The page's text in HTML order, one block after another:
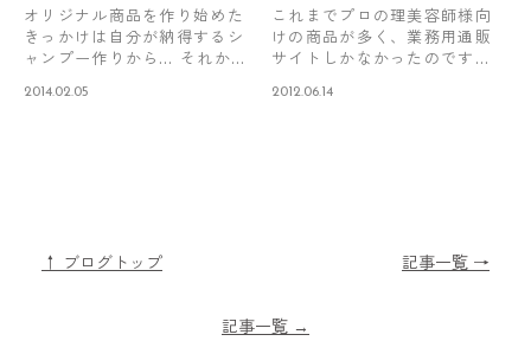
オリジナル商品を作り始めた
きっかけは自分が納得するシ
ャンプー作りから… それから
2014.02.05
これまでプロの理美容師様向
けの商品が多く、業務用通販
サイトしかなかったのです
2012.06.14
↑ ブログトップ 記事一覧 →
記事一覧 →